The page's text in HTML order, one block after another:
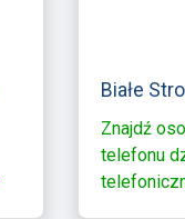
Białe
Znajdź
telefonu